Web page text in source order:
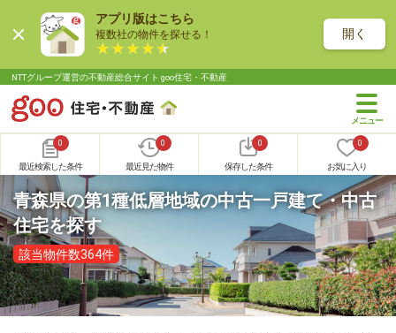
アプリ版はこちら
複数社の物件を探せる！ 開く
NTTグループ運営の不動産総合サイト goo住宅・不動産
0
最近検索した条件
0
最近見た物件
0
保存した条件
0
お気に入り
青森県の第1種低層地域の中古一戸建て・中古
住宅を探す
該当物件数364件